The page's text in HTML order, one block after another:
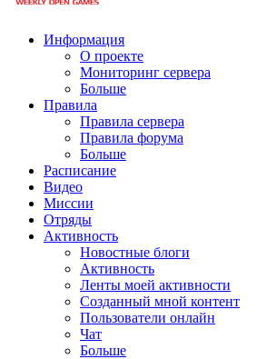
Информация
О проекте
Мониторинг сервера
Больше
Правила
Правила сервера
Правила форума
Больше
Расписание
Видео
Миссии
Отряды
Активность
Новостные блоги
Активность
Ленты моей активности
Созданный мной контент
Пользователи онлайн
Чат
Больше